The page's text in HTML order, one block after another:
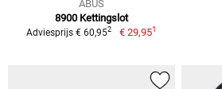
ABUS
8900 Kettingslot
Adviesprijs € 60,952 € 29,951